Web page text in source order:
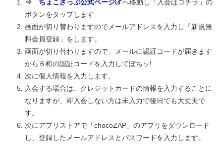
⇒ ちょこざっぷ公式ページ
へ移動し「入会はコチラ」の
ボタンをタップします
画面が切り替わりますのでメールアドレスを入力し「新規無
料会員登録」をします。
画面が切り替わりますので、メールに認証コードが届きます
から６桁の認証コードを入力してぽちッ!
次に個人情報を入力します。
入会する場合は、クレジットカードの情報を入力することに
なりますが、即入会しない方は未入力で後日でも大丈夫で
す。
次にアプリストアで「chocoZAP」のアプリをダウンロード
し、登録したメールアドレスとパスワードを入力します。